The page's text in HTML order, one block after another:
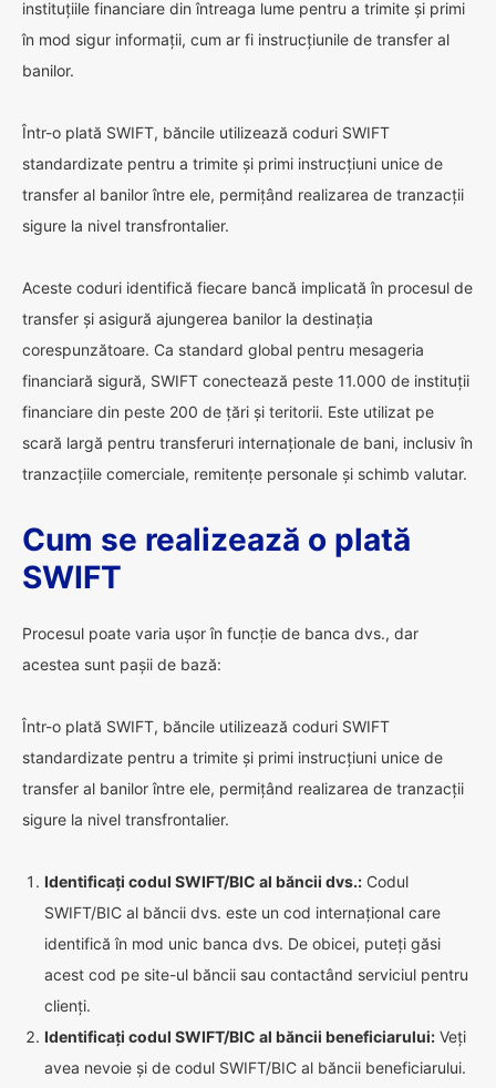
instituțiile financiare din întreaga lume pentru a trimite și primi
în mod sigur informații, cum ar fi instrucțiunile de transfer al
banilor.
Într-o plată SWIFT, băncile utilizează coduri SWIFT
standardizate pentru a trimite și primi instrucțiuni unice de
transfer al banilor între ele, permițând realizarea de tranzacții
sigure la nivel transfrontalier.
Aceste coduri identifică fiecare bancă implicată în procesul de
transfer și asigură ajungerea banilor la destinația
corespunzătoare. Ca standard global pentru mesageria
financiară sigură, SWIFT conectează peste 11.000 de instituții
financiare din peste 200 de țări și teritorii. Este utilizat pe
scară largă pentru transferuri internaționale de bani, inclusiv în
tranzacțiile comerciale, remitențe personale și schimb valutar.
Cum se realizează o plată
SWIFT
Procesul poate varia ușor în funcție de banca dvs., dar
acestea sunt pașii de bază:
Într-o plată SWIFT, băncile utilizează coduri SWIFT
standardizate pentru a trimite și primi instrucțiuni unice de
transfer al banilor între ele, permițând realizarea de tranzacții
sigure la nivel transfrontalier.
Identificați codul SWIFT/BIC al băncii dvs.: Codul
SWIFT/BIC al băncii dvs. este un cod internațional care
identifică în mod unic banca dvs. De obicei, puteți găsi
acest cod pe site-ul băncii sau contactând serviciul pentru
clienți.
Identificați codul SWIFT/BIC al băncii beneficiarului: Veți
avea nevoie și de codul SWIFT/BIC al băncii beneficiarului.